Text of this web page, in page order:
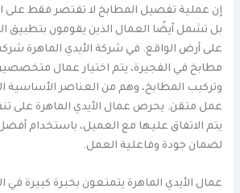
إن عملية تفصيل المطابخ لا تقتصر فقط على
بل تشمل أيضًا العمال الذين يقومون بتطبيق
على أرض الواقع. في شركة الأيدي الماهرة
مطابخ في الفجيرة، يتم اختيار عمال
وتركيب المطابخ، وهم من العناصر الأساسية
عمل متقن. يحرص عمال الأيدي الماهرة على
يتم الاتفاق عليها مع العميل، باستخدام أفضل
لضمان جودة وفاعلية العمل.
عمال الأيدي الماهرة يتمتعون بخبرة كبيرة في